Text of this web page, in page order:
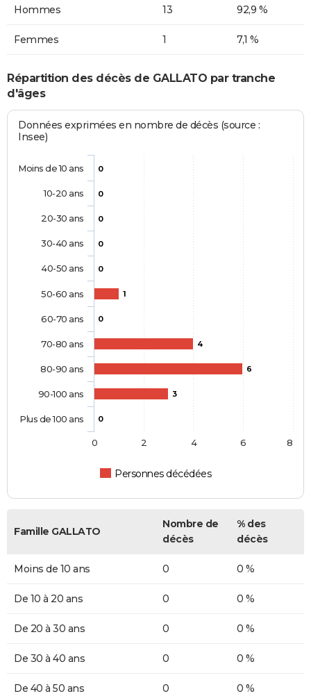
Hommes 13 92,9 %
Femmes 1 7,1 %
Répartition des décès de GALLATO par tranche
d'âges
Données exprimées en nombre de décès (source :
Insee)
0
0
0
0
0
1
0
4
6
3
0
Personnes décédées
Moins de 10 ans
10-20 ans
20-30 ans
30-40 ans
40-50 ans
50-60 ans
60-70 ans
70-80 ans
80-90 ans
90-100 ans
Plus de 100 ans
0 2 4 6 8
Famille GALLATO
Nombre de
décès
% des
décès
Moins de 10 ans 0 0 %
De 10 à 20 ans 0 0 %
De 20 à 30 ans 0 0 %
De 30 à 40 ans 0 0 %
De 40 à 50 ans 0 0 %